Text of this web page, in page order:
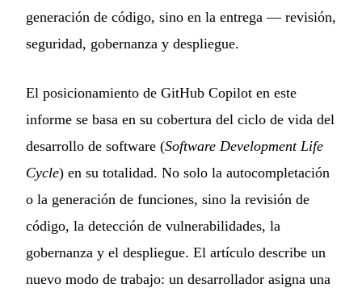
generación de código, sino en la entrega — revisión,
seguridad, gobernanza y despliegue.
El posicionamiento de GitHub Copilot en este
informe se basa en su cobertura del ciclo de vida del
desarrollo de software (Software Development Life
Cycle) en su totalidad. No solo la autocompletación
o la generación de funciones, sino la revisión de
código, la detección de vulnerabilidades, la
gobernanza y el despliegue. El artículo describe un
nuevo modo de trabajo: un desarrollador asigna una